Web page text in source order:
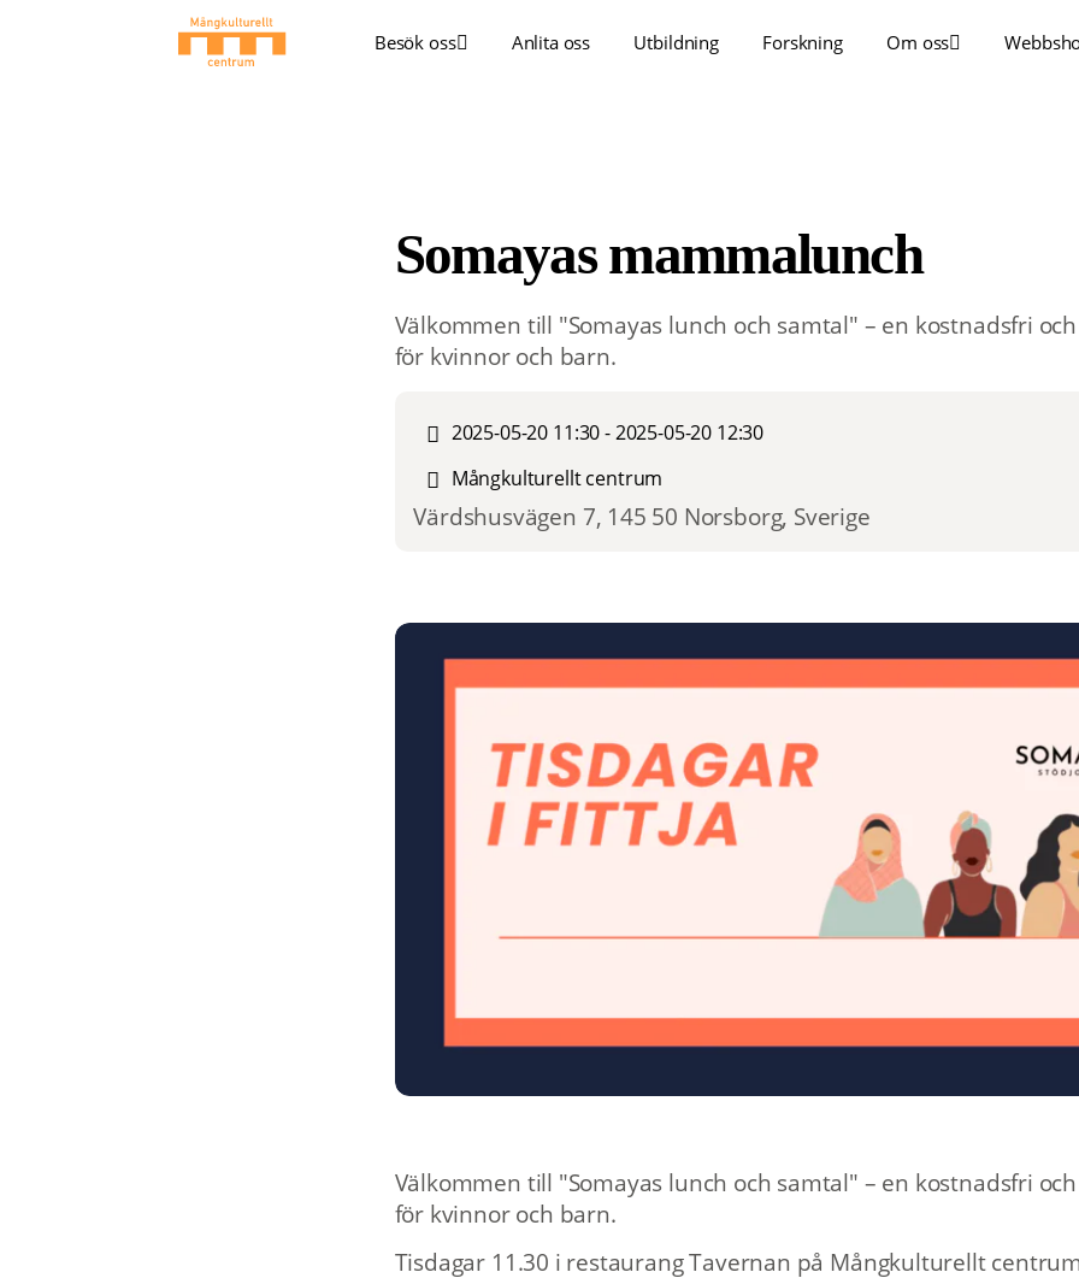
Besök oss Anlita oss Utbildning Forskning Om oss
Somayas mammalunch
Välkommen till "Somayas lunch och samtal" – en kostnadsfri
för kvinnor och barn.
2025-05-20 11:30 - 2025-05-20 12:30
Mångkulturellt centrum
Värdshusvägen 7, 145 50 Norsborg, Sverige
Välkommen till "Somayas lunch och samtal" – en kostnadsfri
för kvinnor och barn.
Tisdagar 11.30 i restaurang Tavernan på Mångkulturellt